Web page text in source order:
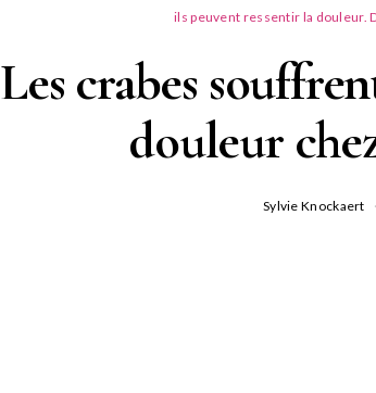
ils peuvent ressentir la douleur.
Les crabes
douleur
Sylvie Knockaert